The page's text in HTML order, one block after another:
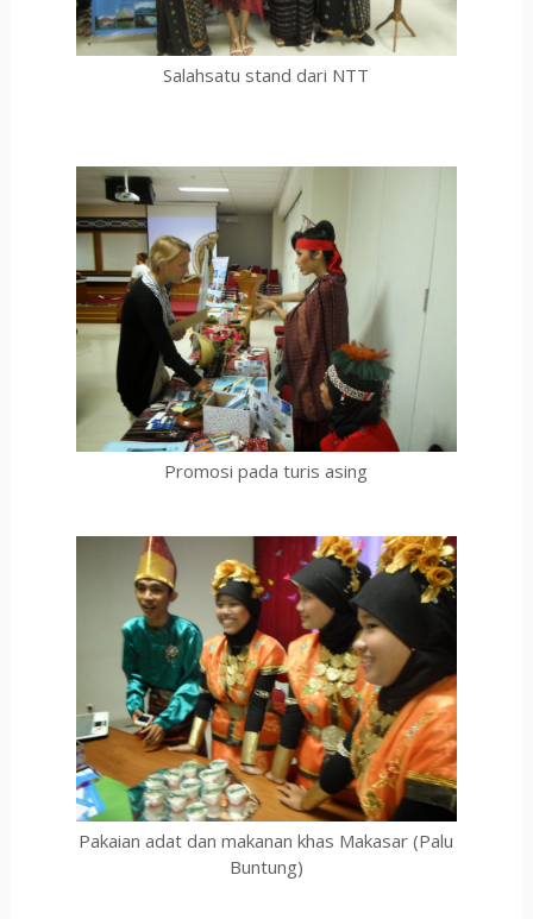
Salahsatu stand dari NTT
Promosi pada turis asing
Pakaian adat dan makanan khas Makasar (Palu
Buntung)